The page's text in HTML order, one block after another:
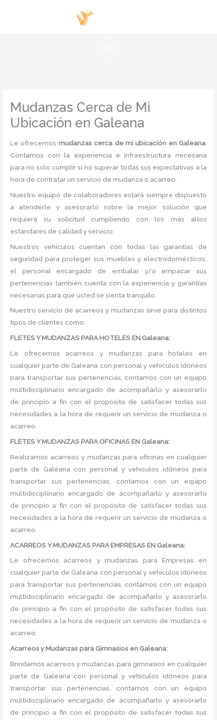
Mudanzas Cerca de Mi
Ubicación en Galeana
Le ofrecemos mudanzas cerca de mi ubicación en Galeana.
Contamos con la experiencia e infraestructura necesaria
para no solo cumplir si no superar todas sus expectativas a la
hora de contratar un servicio de mudanza o acarreo.
Nuestro equipo de colaboradores estará siempre dispuesto
a atenderle y asesorarlo sobre la mejor solución que
requiera su solicitud cumpliendo con los más altos
estándares de calidad y servicio.
Nuestros vehículos cuentan con todas las garantías de
seguridad para proteger sus muebles y electrodomésticos,
el personal encargado de embalar y/o empacar sus
pertenencias también cuenta con la experiencia y garantías
necesarias para que usted se sienta tranquilo.
Nuestro servicio de acarreos y mudanzas sirve para distintos
tipos de clientes como:
FLETES Y MUDANZAS PARA HOTELES EN Galeana:
Le ofrecemos acarreos y mudanzas para hoteles en
cualquier parte de Galeana con personal y vehículos idóneos
para transportar sus pertenencias, contamos con un equipo
multidisciplinario encargado de acompañarlo y asesorarlo
de principio a fin con el propósito de satisfacer todas sus
necesidades a la hora de requerir un servicio de mudanza o
acarreo.
FLETES Y MUDANZAS PARA OFICINAS EN Galeana:
Realizamos acarreos y mudanzas para oficinas en cualquier
parte de Galeana con personal y vehículos idóneos para
transportar sus pertenencias, contamos con un equipo
multidisciplinario encargado de acompañarlo y asesorarlo
de principio a fin con el propósito de satisfacer todas sus
necesidades a la hora de requerir un servicio de mudanza o
acarreo.
ACARREOS Y MUDANZAS PARA EMPRESAS EN Galeana:
Le ofrecemos acarreos y mudanzas para Empresas en
cualquier parte de Galeana con personal y vehículos idóneos
para transportar sus pertenencias, contamos con un equipo
multidisciplinario encargado de acompañarlo y asesorarlo
de principio a fin con el propósito de satisfacer todas sus
necesidades a la hora de requerir un servicio de mudanza o
acarreo.
Acarreos y Mudanzas para Gimnasios en Galeana:
Brindamos acarreos y mudanzas para gimnasios en cualquier
parte de Galeana con personal y vehículos idóneos para
transportar sus pertenencias, contamos con un equipo
multidisciplinario encargado de acompañarlo y asesorarlo
de principio a fin con el propósito de satisfacer todas sus